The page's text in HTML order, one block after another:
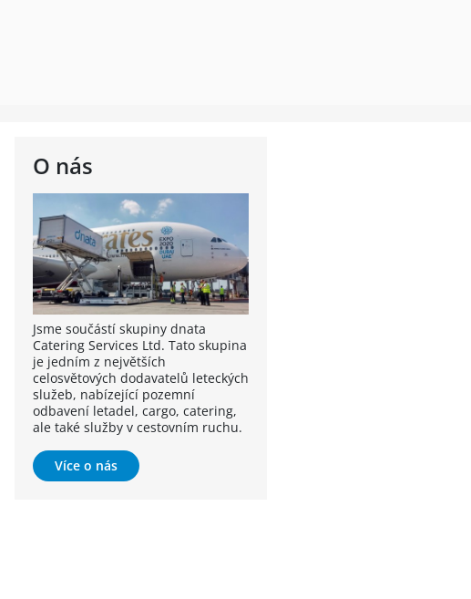
O nás
Jsme součástí skupiny dnata
Catering Services Ltd. Tato skupina
je jedním z největších
celosvětových dodavatelů leteckých
služeb, nabízející pozemní
odbavení letadel, cargo, catering,
ale také služby v cestovním ruchu.
Více o nás